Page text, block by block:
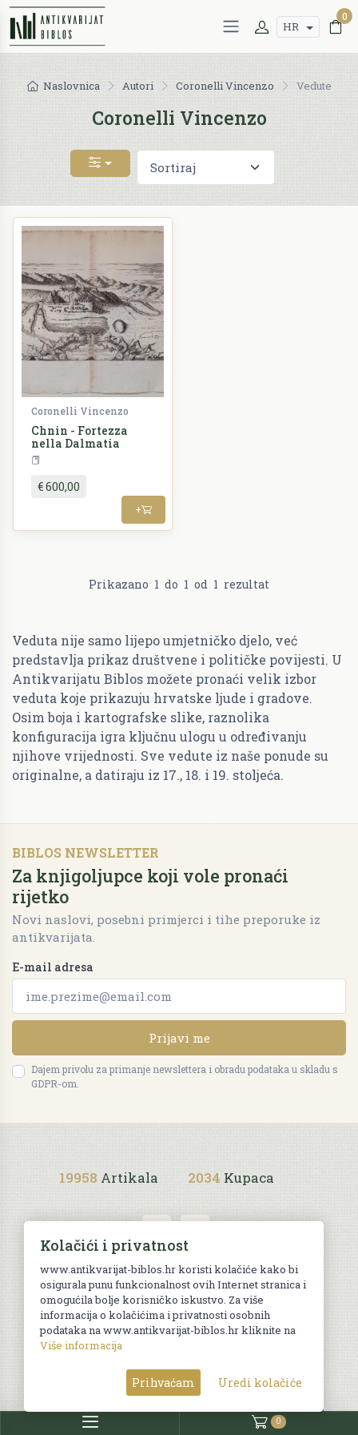
HR
0
Naslovnica Autori Coronelli Vincenzo Vedute
Coronelli Vincenzo
Coronelli Vincenzo
Chnin - Fortezza
nella Dalmatia
€ 600,00
+
Prikazano 1 do 1 od 1 rezultat
Veduta nije samo lijepo umjetničko djelo, već
predstavlja prikaz društvene i političke povijesti. U
Antikvarijatu Biblos možete pronaći velik izbor
veduta koje prikazuju hrvatske ljude i gradove.
Osim boja i kartografske slike, raznolika
konfiguracija igra ključnu ulogu u određivanju
njihove vrijednosti. Sve vedute iz naše ponude su
originalne, a datiraju iz 17., 18. i 19. stoljeća.
BIBLOS NEWSLETTER
Za knjigoljupce koji vole pronaći
rijetko
Novi naslovi, posebni primjerci i tihe preporuke iz
antikvarijata.
E-mail adresa
Prijavi me
Dajem privolu za primanje newslettera i obradu podataka u skladu s
GDPR-om.
19958 Artikala 2034 Kupaca
Uvjeti kupnje
© Sva prava pridržana. Web by
0
Kolačići i privatnost
www.antikvarijat-biblos.hr koristi kolačiće kako bi
osigurala punu funkcionalnost ovih Internet stranica i
omogućila bolje korisničko iskustvo. Za više
informacija o kolačićima i privatnosti osobnih
podataka na www.antikvarijat-biblos.hr kliknite na
Više informacija
Prihvaćam Uredi kolačiće